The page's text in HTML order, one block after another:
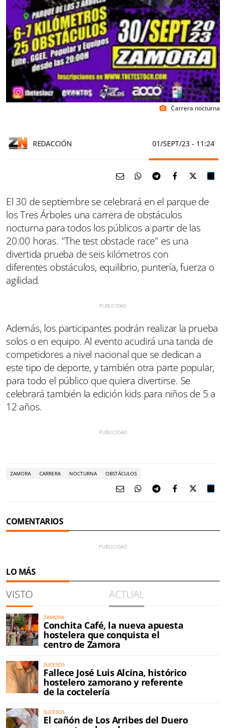
photo_camera Carrera nocturna
REDACCIÓN 01/SEPT/23 - 11:24
El 30 de septiembre se celebrará en el parque de
los Tres Árboles una carrera de obstáculos
nocturna para todos los públicos a partir de las
20:00 horas. "The test obstacle race" es una
divertida prueba de seis kilómetros con
diferentes obstáculos, equilibrio, puntería, fuerza o
agilidad.
Además, los participantes podrán realizar la prueba
solos o en equipo. Al evento acudirá una tanda de
competidores a nivel nacional que se dedican a
este tipo de deporte, y también otra parte popular,
para todo el público que quiera divertirse. Se
celebrará también la edición kids para niños de 5 a
12 años.
ZAMORA CARRERA NOCTURNA OBSTÁCULOS
COMENTARIOS
LO MÁS
VISTO ACTUAL
ZAMORA
Conchita Café, la nueva apuesta
hostelera que conquista el
centro de Zamora
SUCESOS
Fallece José Luis Alcina, histórico
hostelero zamorano y referente
de la coctelería
SUCESOS
El cañón de Los Arribes del Duero